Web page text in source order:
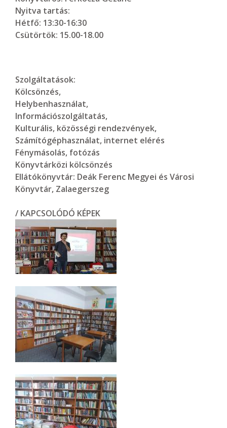
Nyitva tartás:
Hétfő: 13:30-16:30
Csütörtök: 15.00-18.00
Szolgáltatások:
Kölcsönzés,
Helybenhasználat,
Információszolgáltatás,
Kulturális, közösségi rendezvények,
Számítógéphasználat, internet elérés
Fénymásolás, fotózás
Könyvtárközi kölcsönzés
Ellátókönyvtár: Deák Ferenc Megyei és Városi
Könyvtár, Zalaegerszeg
/ KAPCSOLÓDÓ KÉPEK